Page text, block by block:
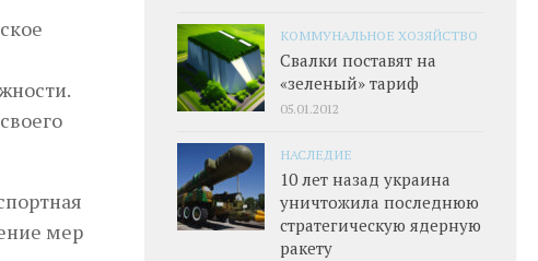
мер
КОММУНАЛЬНОЕ ХОЗЯЙСТВО
Свалки поставят на
«зеленый» тариф
05.01.2012
НАСЛЕДИЕ
10 лет назад украина
уничтожила последнюю
стратегическую ядерную
ракету